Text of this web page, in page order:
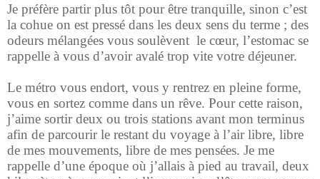
Je préfère partir plus tôt pour être tranquille, sinon c’est
la cohue on est pressé dans les deux sens du terme ; des
odeurs mélangées vous soulèvent le cœur, l’estomac se
rappelle à vous d’avoir avalé trop vite votre déjeuner.
Le métro vous endort, vous y rentrez en pleine forme,
vous en sortez comme dans un rêve. Pour cette raison,
j’aime sortir deux ou trois stations avant mon terminus
afin de parcourir le restant du voyage à l’air libre, libre
de mes mouvements, libre de mes pensées. Je me
rappelle d’une époque où j’allais à pied au travail, deux